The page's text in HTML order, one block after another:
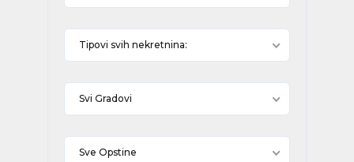
Tipovi svih nekretnina:
Svi Gradovi
Sve Opstine